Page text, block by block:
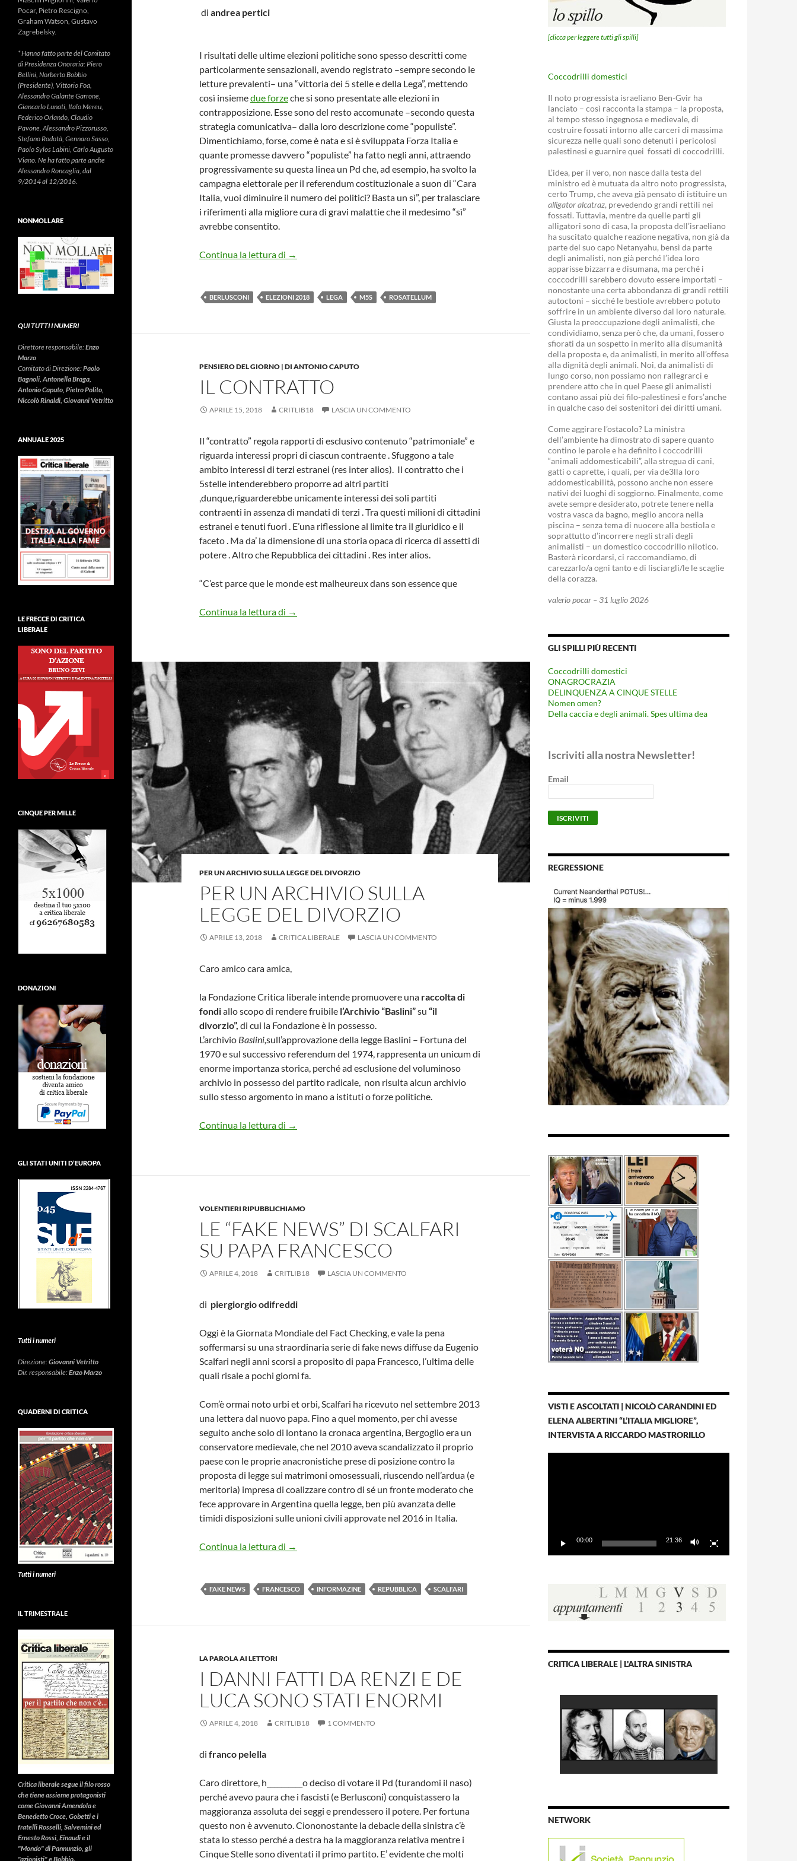
di andrea pertici
I risultati delle ultime elezioni politiche sono spesso descritti come
particolarmente sensazionali, avendo registrato –sempre secondo le
letture prevalenti– una “vittoria dei 5 stelle e della Lega”, mettendo
così insiemedue forzeche si sono presentate alle elezioni in
contrapposizione. Esse sono del resto accomunate –secondo questa
strategia comunicativa– dalla loro descrizione come “populiste”.
Dimentichiamo, forse, come è nata e si è sviluppata Forza Italia e
quante promesse davvero “populiste” ha fatto negli anni, attraendo
progressivamente su questa linea un Pd che, ad esempio, ha svolto la
campagna elettorale per il referendum costituzionale a suon di “Cara
Italia, vuoi diminuire il numero dei politici? Basta un sì”, per tralasciare
i riferimenti alla migliore cura di gravi malattie che il medesimo “sì”
avrebbe consentito.
Continua la lettura di LE FORZE POLITICHE E LE REGOLE DEL GIOCO
→
BERLUSCONI ELEZIONI 2018 LEGA M5S ROSATELLUM
PENSIERO DEL GIORNO | DI ANTONIO CAPUTO
IL CONTRATTO
APRILE 15, 2018 CRITLIB18 LASCIA UN COMMENTO
Il “contratto” regola rapporti di esclusivo contenuto “patrimoniale” e
riguarda interessi propri di ciascun contraente . Sfuggono a tale
ambito interessi di terzi estranei (res inter alios). Il contratto che i
5stelle intenderebbero proporre ad altri partiti
,dunque,riguarderebbe unicamente interessi dei soli partiti
contraenti in assenza di mandati di terzi . Tra questi milioni di cittadini
estranei e tenuti fuori . E’una riflessione al limite tra il giuridico e il
faceto . Ma da’ la dimensione di una storia opaca di ricerca di assetti di
potere . Altro che Repubblica dei cittadini . Res inter alios.
“C’est parce que le monde est malheureux dans son essence que
Continua la lettura di IL CONTRATTO
→
PER UN ARCHIVIO SULLA LEGGE DEL DIVORZIO
PER UN ARCHIVIO SULLA
LEGGE DEL DIVORZIO
APRILE 13, 2018 CRITICA LIBERALE LASCIA UN COMMENTO
Caro amico cara amica,
la Fondazione Critica liberale intende promuovere una raccolta di
fondiallo scopo di rendere fruibile l’Archivio “Baslini”su “il
divorzio”, di cui la Fondazione è in possesso.
L’archivio Baslini,sull’approvazione della legge Baslini – Fortuna del
1970 e sul successivo referendum del 1974, rappresenta un unicum di
enorme importanza storica, perché ad esclusione del voluminoso
archivio in possesso del partito radicale, non risulta alcun archivio
sullo stesso argomento in mano a istituti o forze politiche.
Continua la lettura di Per un Archivio sulla legge del divorzio
→
VOLENTIERI RIPUBBLICHIAMO
LE “FAKE NEWS” DI SCALFARI
SU PAPA FRANCESCO
APRILE 4, 2018 CRITLIB18 LASCIA UN COMMENTO
di piergiorgio odifreddi
Oggi è la Giornata Mondiale del Fact Checking, e vale la pena
soffermarsi su una straordinaria serie di fake news diffuse da Eugenio
Scalfari negli anni scorsi a proposito di papa Francesco, l’ultima delle
quali risale a pochi giorni fa.
Com’è ormai noto urbi et orbi, Scalfari ha ricevuto nel settembre 2013
una lettera dal nuovo papa. Fino a quel momento, per chi avesse
seguito anche solo di lontano la cronaca argentina, Bergoglio era un
conservatore medievale, che nel 2010 aveva scandalizzato il proprio
paese con le proprie anacronistiche prese di posizione contro la
proposta di legge sui matrimoni omosessuali, riuscendo nell’ardua (e
meritoria) impresa di coalizzare contro di sé un fronte moderato che
fece approvare in Argentina quella legge, ben più avanzata delle
timidi disposizioni sulle unioni civili approvate nel 2016 in Italia.
Continua la lettura di Le “fake news” di Scalfari su papa Francesco
→
FAKE NEWS FRANCESCO INFORMAZINE REPUBBLICA SCALFARI
LA PAROLA AI LETTORI
I DANNI FATTI DA RENZI E DE
LUCA SONO STATI ENORMI
APRILE 4, 2018 CRITLIB18 1 COMMENTO
di franco pelella
Caro direttore, h__________o deciso di votare il Pd (turandomi il naso)
perché avevo paura che i fascisti (e Berlusconi) conquistassero la
maggioranza assoluta dei seggi e prendessero il potere. Per fortuna
questo non è avvenuto. Ciononostante la debacle della sinistra c’è
stata lo stesso perché a destra ha la maggioranza relativa mentre i
Cinque Stelle sono diventati il primo partito. E’ evidente che molti
[clicca per leggere tutti gli spilli]
Coccodrilli domestici
Il noto progressista israeliano Ben-Gvir ha
lanciato – così racconta la stampa – la proposta,
al tempo stesso ingegnosa e medievale, di
costruire fossati intorno alle carceri di massima
sicurezza nelle quali sono detenuti i pericolosi
palestinesi e guarnire quei fossati di coccodrilli.
L’idea, per il vero, non nasce dalla testa del
ministro ed è mutuata da altro noto progressista,
certo Trump, che aveva già pensato di istituire un
alligator alcatraz, prevedendo grandi rettili nei
fossati. Tuttavia, mentre da quelle parti gli
alligatori sono di casa, la proposta dell’israeliano
ha suscitato qualche reazione negativa, non già da
parte del suo capo Netanyahu, bensì da parte
degli animalisti, non già perché l’idea loro
apparisse bizzarra e disumana, ma perché i
coccodrilli sarebbero dovuto essere importati –
nonostante una certa abbondanza di grandi rettili
autoctoni – sicché le bestiole avrebbero potuto
soffrire in un ambiente diverso dal loro naturale.
Giusta la preoccupazione degli animalisti, che
condividiamo, senza però che, da umani, fossero
sfiorati da un sospetto in merito alla disumanità
della proposta e, da animalisti, in merito all’offesa
alla dignità degli animali. Noi, da animalisti di
lungo corso, non possiamo non rallegrarci e
prendere atto che in quel Paese gli animalisti
contano assai più dei filo-palestinesi e fors’anche
in qualche caso dei sostenitori dei diritti umani.
Come aggirare l’ostacolo? La ministra
dell’ambiente ha dimostrato di sapere quanto
contino le parole e ha definito i coccodrilli
“animali addomesticabili”, alla stregua di cani,
gatti o caprette, i quali, per via de3lla loro
addomesticabilità, possono anche non essere
nativi dei luoghi di soggiorno. Finalmente, come
avete sempre desiderato, potrete tenere nella
vostra vasca da bagno, meglio ancora nella
piscina – senza tema di nuocere alla bestiola e
soprattutto d’incorrere negli strali degli
animalisti – un domestico coccodrillo nilotico.
Basterà ricordarsi, ci raccomandiamo, di
carezzarlo/a ogni tanto e di lisciargli/le le scaglie
della corazza.
valerio pocar – 31 luglio 2026
GLI SPILLI PIÙ RECENTI
Coccodrilli domestici
ONAGROCRAZIA
DELINQUENZA A CINQUE STELLE
Nomen omen?
Della caccia e degli animali. Spes ultima dea
Iscriviti alla nostra Newsletter!
Email
REGRESSIONE
VISTI E ASCOLTATI | NICOLÒ CARANDINI ED
ELENA ALBERTINI “L’ITALIA MIGLIORE”,
INTERVISTA A RICCARDO MASTRORILLO
00:00 21:36
CRITICA LIBERALE | L'ALTRA SINISTRA
NETWORK
Pocar, Pietro Rescigno,
Graham Watson, Gustavo
Zagrebelsky.
* Hanno fatto parte del Comitato
di Presidenza Onoraria: Piero
Bellini, Norberto Bobbio
(Presidente), Vittorio Foa,
Alessandro Galante Garrone,
Giancarlo Lunati, Italo Mereu,
Federico Orlando, Claudio
Pavone, Alessandro Pizzorusso,
Stefano Rodotà, Gennaro Sasso,
Paolo Sylos Labini, Carlo Augusto
Viano. Ne ha fatto parte anche
Alessandro Roncaglia, dal
9/2014 al 12/2016.
NONMOLLARE
QUI TUTTI I NUMERI
Direttore responsabile:Enzo
Marzo
Comitato di Direzione:Paolo
Bagnoli, Antonella Braga,
Antonio Caputo, Pietro Polito,
Niccolò Rinaldi, Giovanni Vetritto
ANNUALE 2025
LE FRECCE DI CRITICA
LIBERALE
CINQUE PER MILLE
DONAZIONI
GLI STATI UNITI D’EUROPA
Tutti i numeri
Direzione:Giovanni Vetritto
Dir. responsabile:Enzo Marzo
QUADERNI DI CRITICA
Tutti i numeri
IL TRIMESTRALE
Critica liberalesegue il filo rosso
che tiene assieme protagonisti
come Giovanni Amendola e
Benedetto Croce, Gobetti e i
fratelli Rosselli, Salvemini ed
Ernesto Rossi, Einaudi e il
"Mondo" di Pannunzio, gli
"azionisti" e Bobbio.